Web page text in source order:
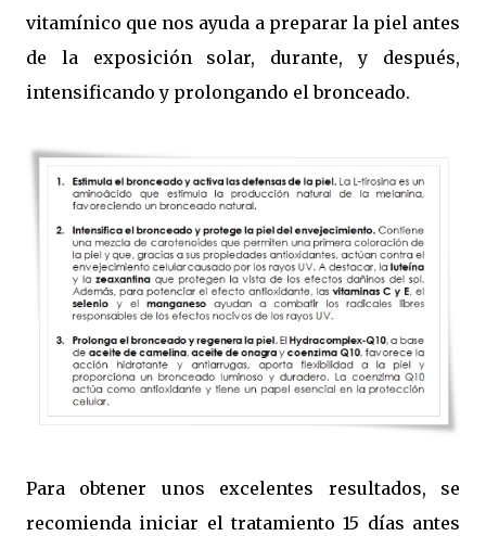
vitamínico que nos ayuda a preparar la piel antes
de la exposición solar, durante, y después,
intensificando y prolongando el bronceado.
Para obtener unos excelentes resultados, se
recomienda iniciar el tratamiento 15 días antes